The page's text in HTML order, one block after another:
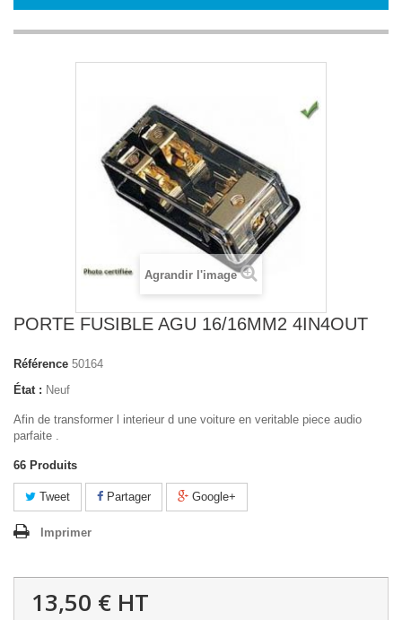
Agrandir l'image
PORTE FUSIBLE AGU 16/16MM2 4IN4OUT
Référence 50164
État : Neuf
Afin de transformer l interieur d une voiture en veritable piece audio
parfaite .
66 Produits
Tweet Partager Google+
Imprimer
13,50 € HT